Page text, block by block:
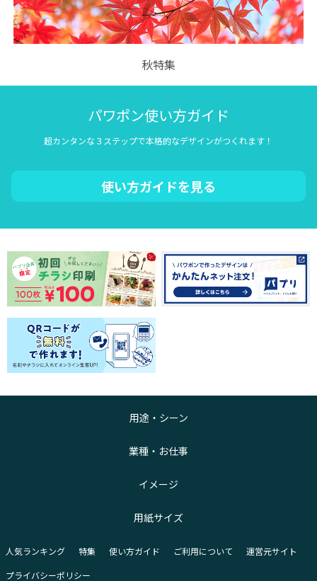
秋特集
パワポン使い方ガイド
超カンタンな３ステップで本格的なデザインがつくれます！
使い方ガイドを見る
用途・シーン
業種・お仕事
イメージ
用紙サイズ
人気ランキング 特集 使い方ガイド ご利用について
運営元サイト
プライバシーポリシー